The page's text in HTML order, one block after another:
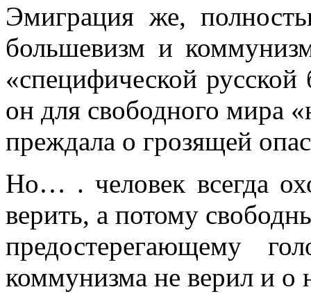
Эмиграция же,
большевизм и
«специфической
он для свободного мира
преждала о грозящей
Но… . человек всегда
верить, а по­тому
предостерегающему
коммунизма не верил и о